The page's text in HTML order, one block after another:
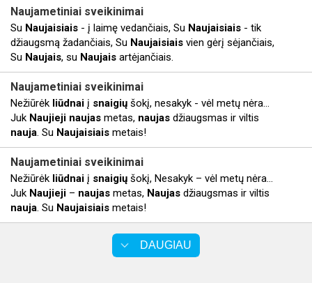
Naujametiniai sveikinimai
Su Naujaisiais - į laimę vedančiais, Su Naujaisiais - tik
džiaugsmą žadančiais, Su Naujaisiais vien gėrį sėjančiais,
Su Naujais, su Naujais artėjančiais.
Naujametiniai sveikinimai
Nežiūrėk liūdnai į snaigių šokį, nesakyk - vėl metų nėra...
Juk Naujieji naujas metas, naujas džiaugsmas ir viltis
nauja. Su Naujaisiais metais!
Naujametiniai sveikinimai
Nežiūrėk liūdnai į snaigių šokį, Nesakyk – vėl metų nėra…
Juk Naujieji – naujas metas, Naujas džiaugsmas ir viltis
nauja. Su Naujaisiais metais!
DAUGIAU